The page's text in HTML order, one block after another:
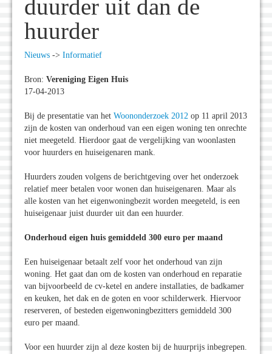
duurder uit dan de
huurder
Nieuws -> Informatief
Bron: Vereniging Eigen Huis
17-04-2013
Bij de presentatie van het Woononderzoek 2012 op 11 april 2013
zijn de kosten van onderhoud van een eigen woning ten onrechte
niet meegeteld. Hierdoor gaat de vergelijking van woonlasten
voor huurders en huiseigenaren mank.
Huurders zouden volgens de berichtgeving over het onderzoek
relatief meer betalen voor wonen dan huiseigenaren. Maar als
alle kosten van het eigenwoningbezit worden meegeteld, is een
huiseigenaar juist duurder uit dan een huurder.
Onderhoud eigen huis gemiddeld 300 euro per maand
Een huiseigenaar betaalt zelf voor het onderhoud van zijn
woning. Het gaat dan om de kosten van onderhoud en reparatie
van bijvoorbeeld de cv-ketel en andere installaties, de badkamer
en keuken, het dak en de goten en voor schilderwerk. Hiervoor
reserveren, of besteden eigenwoningbezitters gemiddeld 300
euro per maand.
Voor een huurder zijn al deze kosten bij de huurprijs inbegrepen.